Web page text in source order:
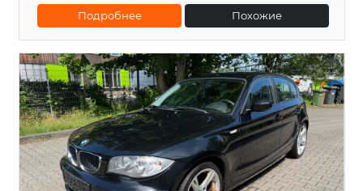
Подробнее Похожие